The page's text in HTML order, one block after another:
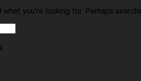
you’re looking for. Perhaps